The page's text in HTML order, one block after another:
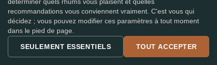
Le plus grand magasin de rhum d'Europe – 47 détaillants
spécialisés, 310 000 avis, un panier.
déterminer quels rhums vous plaisent et quelles
recommandations vous conviennent vraiment. C'est vous qui
décidez ; vous pouvez modifier ces paramètres à tout moment
dans le pied de page.
SEULEMENT ESSENTIELS TOUT ACCEPTER